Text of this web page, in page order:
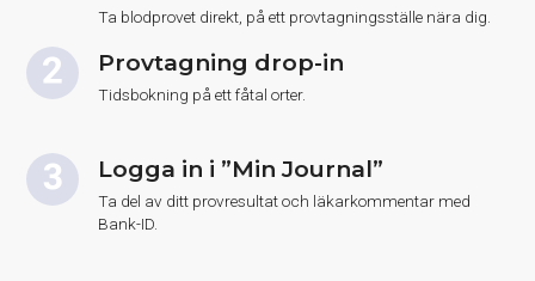
Ta blodprovet direkt, på ett provtagningsställe nära dig.
Provtagning drop-in
Tidsbokning på ett fåtal orter.
Logga in i ”Min Journal”
Ta del av ditt provresultat och läkarkommentar med
Bank-ID.